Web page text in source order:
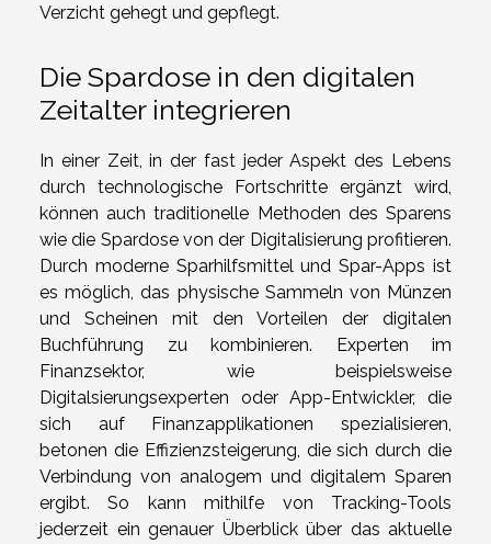
Verzicht gehegt und gepflegt.
Die Spardose in den digitalen
Zeitalter integrieren
In einer Zeit, in der fast jeder Aspekt des Lebens
durch technologische Fortschritte ergänzt wird,
können auch traditionelle Methoden des Sparens
wie die Spardose von der Digitalisierung profitieren.
Durch moderne Sparhilfsmittel und Spar-Apps ist
es möglich, das physische Sammeln von Münzen
und Scheinen mit den Vorteilen der digitalen
Buchführung zu kombinieren. Experten im
Finanzsektor, wie beispielsweise
Digitalsierungsexperten oder App-Entwickler, die
sich auf Finanzapplikationen spezialisieren,
betonen die Effizienzsteigerung, die sich durch die
Verbindung von analogem und digitalem Sparen
ergibt. So kann mithilfe von Tracking-Tools
jederzeit ein genauer Überblick über das aktuelle